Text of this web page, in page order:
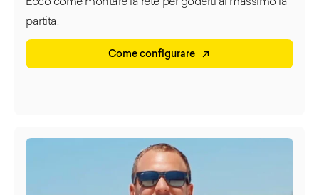
gradi in senso antiorario ogni 5 punti, se lo si
partita.
Come configurare